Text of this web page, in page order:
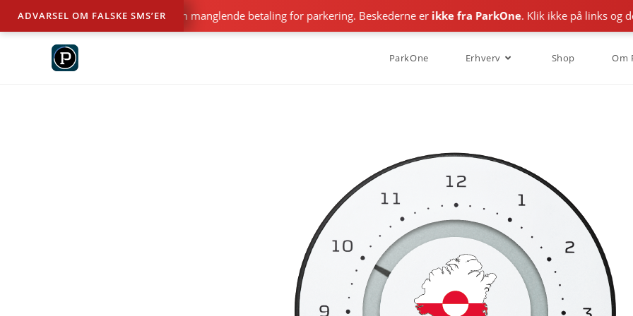
ADVARSEL OM FALSKE SMS’ER
Falske SMS’er er i omløb om manglende betaling for parkering. Beskederne erikke fra ParkOne. Klik ikke på links og del
ParkOne Erhverv Shop Om